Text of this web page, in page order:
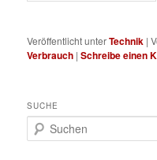
Veröffentlicht unterTechnik |
Verbrauch |Schreibe einen
SUCHE
u